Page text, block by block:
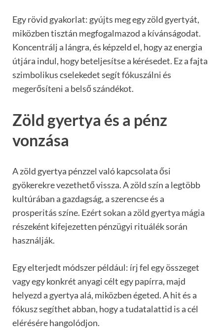
Egy rövid gyakorlat: gyújts meg egy zöld gyertyát,
miközben tisztán megfogalmazod a kívánságodat.
Koncentrálj a lángra, és képzeld el, hogy az energia
útjára indul, hogy beteljesítse a kérésedet. Ez a fajta
szimbolikus cselekedet segít fókuszálni és
megerősíteni a belső szándékot.
Zöld gyertya és a pénz
vonzása
A zöld gyertya pénzzel való kapcsolata ősi
gyökerekre vezethető vissza. A zöld szín a legtöbb
kultúrában a gazdagság, a szerencse és a
prosperitás színe. Ezért sokan a zöld gyertya mágia
részeként kifejezetten pénzügyi rituálék során
használják.
Egy elterjedt módszer például: írj fel egy összeget
vagy egy konkrét anyagi célt egy papírra, majd
helyezd a gyertya alá, miközben égeted. A hit és a
fókusz segíthet abban, hogy a tudatalattid is a cél
elérésére hangolódjon.